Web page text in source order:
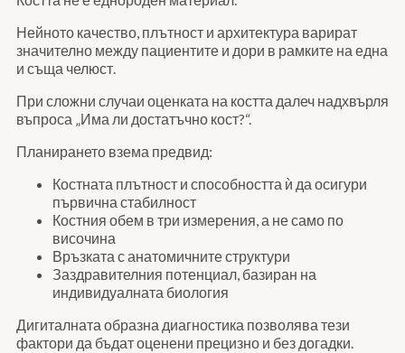
Нейното качество, плътност и архитектура варират
значително между пациентите и дори в рамките на една
и съща челюст.
При сложни случаи оценката на костта далеч надхвърля
въпроса „Има ли достатъчно кост?“.
Планирането взема предвид:
Костната плътност и способността ѝ да осигури
първична стабилност
Костния обем в три измерения, а не само по
височина
Връзката с анатомичните структури
Заздравителния потенциал, базиран на
индивидуалната биология
Дигиталната образна диагностика позволява тези
фактори да бъдат оценени прецизно и без догадки.